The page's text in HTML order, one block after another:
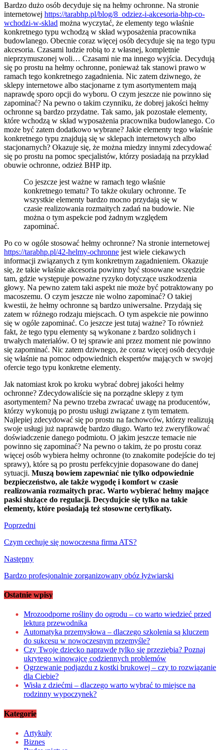
Bardzo dużo osób decyduje się na hełmy ochronne. Na stronie
internetowej https://tarabhp.pl/blog/8_odziez-i-akcesoria-bhp-co-
wchodzi-w-sklad można wyczytać, że elementy tego właśnie
konkretnego typu wchodzą w skład wyposażenia pracownika
budowlanego. Obecnie coraz więcej osób decyduje się na tego typu
akcesoria. Czasami ludzie robią to z własnej, kompletnie
nieprzymuszonej woli… Czasami nie ma innego wyjścia. Decydują
się po prostu na hełmy ochronne, ponieważ tak stanowi prawo w
ramach tego konkretnego zagadnienia. Nic zatem dziwnego, że
sklepy internetowe albo stacjonarne z tym asortymentem mają
naprawdę sporo opcji do wyboru. O czym jeszcze nie powinno się
zapominać? Na pewno o takim czynniku, że dobrej jakości hełmy
ochronne są bardzo przydatne. Tak samo, jak pozostałe elementy,
które wchodzą w skład wyposażenia pracownika budowlanego. Co
może być zatem dodatkowo wybrane? Jakie elementy tego właśnie
konkretnego typu znajdują się w sklepach internetowych albo
stacjonarnych? Okazuje się, że można miedzy innymi zdecydować
się po prostu na pomoc specjalistów, którzy posiadają na przykład
obuwie ochronne, odzież BHP itp.
Co jeszcze jest ważne w ramach tego właśnie
konkretnego tematu? To także okulary ochronne. Te
wszystkie elementy bardzo mocno przydają się w
czasie realizowania rozmaitych zadań na budowie. Nie
można o tym aspekcie pod żadnym względem
zapominać.
Po co w ogóle stosować hełmy ochronne? Na stronie internetowej
https://tarabhp.pl/42-helmy-ochronne jest wiele ciekawych
informacji związanych z tym konkretnym zagadnieniem. Okazuje
się, że takie właśnie akcesoria powinny być stosowane wszędzie
tam, gdzie występuje poważne ryzyko dotyczące uszkodzenia
głowy. Na pewno zatem taki aspekt nie może być potraktowany po
macoszemu. O czym jeszcze nie wolno zapominać? O takiej
kwestii, że hełmy ochronne są bardzo uniwersalne. Przydają się
zatem w różnego rodzaju miejscach. O tym aspekcie nie powinno
się w ogóle zapominać. Co jeszcze jest tutaj ważne? To również
fakt, że tego typu elementy są wykonane z bardzo solidnych i
trwałych materiałów. O tej sprawie ani przez moment nie powinno
się zapominać. Nic zatem dziwnego, że coraz więcej osób decyduje
się właśnie na pomoc odpowiednich ekspertów mających w swojej
ofercie tego typu konkretne elementy.
Jak natomiast krok po kroku wybrać dobrej jakości hełmy
ochronne? Zdecydowaliście się na porządne sklepy z tym
asortymentem? Na pewno trzeba zwracać uwagę na producentów,
którzy wykonują po prostu usługi związane z tym tematem.
Najlepiej zdecydować się po prostu na fachowców, którzy realizują
swoje usługi już naprawdę bardzo długo. Warto też zweryfikować
doświadczenie danego podmiotu. O jakim jeszcze temacie nie
powinno się zapominać? Na pewno o takim, że po prostu coraz
więcej osób wybiera hełmy ochronne (to znakomite podejście do tej
sprawy), które są po prostu perfekcyjnie dopasowane do danej
sytuacji. Muszą bowiem zapewniać nie tylko odpowiednie
bezpieczeństwo, ale także wygodę i komfort w czasie
realizowania rozmaitych prac. Warto wybierać hełmy mające
paski służące do regulacji. Decydujcie się tylko na takie
elementy, które posiadają też stosowne certyfikaty.
Nawigacja
wpisu
Poprzedni
Czym cechuje się nowoczesna firma ATS?
Następny
Bardzo profesjonalnie zorganizowany obóz łyżwiarski
Ostatnie wpisy
Mrozoodporne rośliny do ogrodu – co warto wiedzieć przed
lekturą przewodnika
Automatyka przemysłowa – dlaczego szkolenia są kluczem
do sukcesu w nowoczesnym przemyśle?
Czy Twoje dziecko naprawdę tylko się przeziębia? Poznaj
ukrytego winowajcę codziennych problemów
Ogrzewanie podjazdu z kostki brukowej – czy to rozwiązanie
dla Ciebie?
Wisła z dziećmi – dlaczego warto wybrać to miejsce na
rodzinny wypoczynek?
Kategorie
Artykuły
Biznes